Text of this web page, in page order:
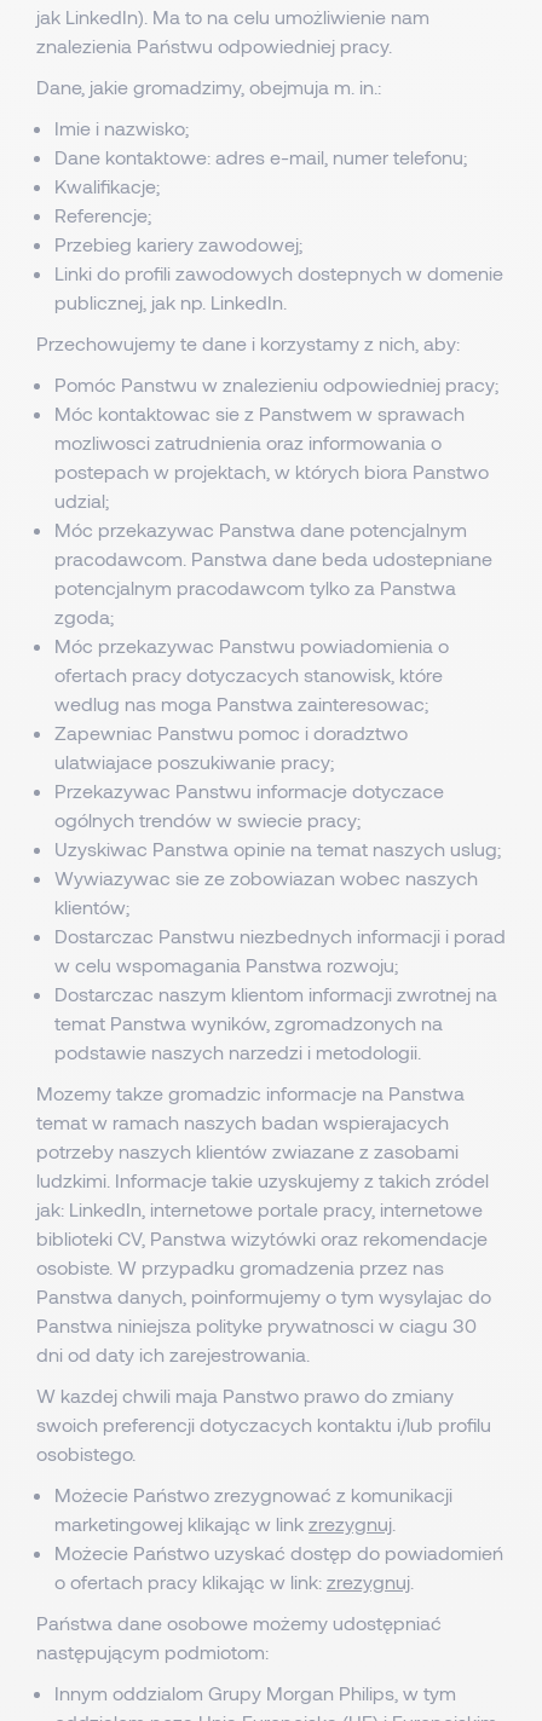
jak LinkedIn). Ma to na celu umożliwienie nam
znalezienia Państwu odpowiedniej pracy.
Dane, jakie gromadzimy, obejmuja m. in.:
Imie i nazwisko;
Dane kontaktowe: adres e-mail, numer telefonu;
Kwalifikacje;
Referencje;
Przebieg kariery zawodowej;
Linki do profili zawodowych dostepnych w domenie
publicznej, jak np. LinkedIn.
Przechowujemy te dane i korzystamy z nich, aby:
Pomóc Panstwu w znalezieniu odpowiedniej pracy;
Móc kontaktowac sie z Panstwem w sprawach
mozliwosci zatrudnienia oraz informowania o
postepach w projektach, w których biora Panstwo
udzial;
Móc przekazywac Panstwa dane potencjalnym
pracodawcom. Panstwa dane beda udostepniane
potencjalnym pracodawcom tylko za Panstwa
zgoda;
Móc przekazywac Panstwu powiadomienia o
ofertach pracy dotyczacych stanowisk, które
wedlug nas moga Panstwa zainteresowac;
Zapewniac Panstwu pomoc i doradztwo
ulatwiajace poszukiwanie pracy;
Przekazywac Panstwu informacje dotyczace
ogólnych trendów w swiecie pracy;
Uzyskiwac Panstwa opinie na temat naszych uslug;
Wywiazywac sie ze zobowiazan wobec naszych
klientów;
Dostarczac Panstwu niezbednych informacji i porad
w celu wspomagania Panstwa rozwoju;
Dostarczac naszym klientom informacji zwrotnej na
temat Panstwa wyników, zgromadzonych na
podstawie naszych narzedzi i metodologii.
Mozemy takze gromadzic informacje na Panstwa
temat w ramach naszych badan wspierajacych
potrzeby naszych klientów zwiazane z zasobami
ludzkimi. Informacje takie uzyskujemy z takich zródel
jak: LinkedIn, internetowe portale pracy, internetowe
biblioteki CV, Panstwa wizytówki oraz rekomendacje
osobiste. W przypadku gromadzenia przez nas
Panstwa danych, poinformujemy o tym wysylajac do
Panstwa niniejsza polityke prywatnosci w ciagu 30
dni od daty ich zarejestrowania.
W kazdej chwili maja Panstwo prawo do zmiany
swoich preferencji dotyczacych kontaktu i/lub profilu
osobistego.
Możecie Państwo zrezygnować z komunikacji
marketingowej klikając w link zrezygnuj
Możecie Państwo uzyskać dostęp do powiadomień
o ofertach pracy klikając w link: zrezygnuj
Państwa dane osobowe możemy udostępniać
następującym podmiotom:
Innym oddzialom Grupy Morgan Philips, w tym